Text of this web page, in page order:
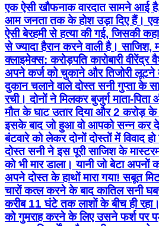
एक ऐसी खौफनाक वारदात सामने आई
आम जनता तक के होश उड़ा दिए हैं। एक
ऐसी बेरहमी से हत्या की गई, जिसकी
से ज्यादा हैरान करने वाली है।
क्लाइमेक्स: करोड़पति कारोबारी
अपने कर्ज को चुकाने और तिजोरी
दुकान चलाने वाले दोस्त सनी गुप्ता के
रची। दोनों ने मिलकर बुजुर्ग माता-
मौत के घाट उतार दिया और 2 करोड़
इसके बाद जो हुआ वो आपको सन्न कर
बंटवारे को लेकर दोनों दोस्तों में
दोस्त सनी ने इस पूरी साजिश के
को भी मार डाला। यानी जो बेटा अपनों
अपने दोस्त के हाथों मारा गया! सबूत
चारों कत्ल करने के बाद कातिल सनी
करीब 11 घंटे तक लाशों के बीच ही
को गुमराह करने के लिए उसने फर्श पर